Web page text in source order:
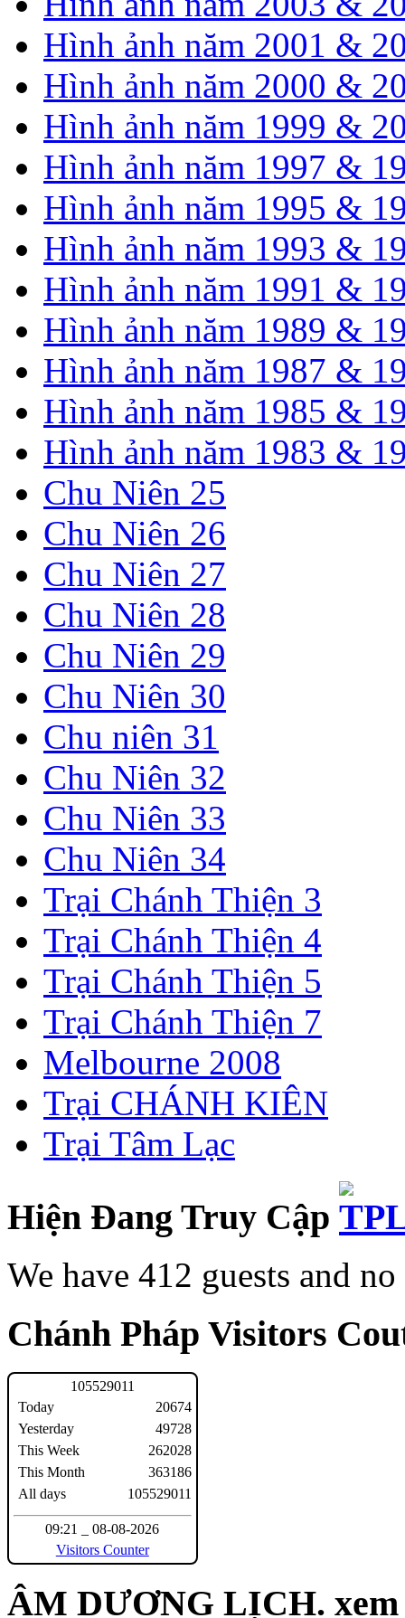
Hình ảnh năm 2001 &
Hình ảnh năm 2000 &
Hình ảnh năm 1999 &
Hình ảnh năm 1997 &
Hình ảnh năm 1995 &
Hình ảnh năm 1993 &
Hình ảnh năm 1991 &
Hình ảnh năm 1989 &
Hình ảnh năm 1987 &
Hình ảnh năm 1985 &
Hình ảnh năm 1983 &
Chu Niên 25
Chu Niên 26
Chu Niên 27
Chu Niên 28
Chu Niên 29
Chu Niên 30
Chu niên 31
Chu Niên 32
Chu Niên 33
Chu Niên 34
Trại Chánh Thiện 3
Trại Chánh Thiện 4
Trại Chánh Thiện 5
Trại Chánh Thiện 7
Melbourne 2008
Trại CHÁNH KIÊN
Trại Tâm Lạc
Hiện Đang Truy Cập
We have 412 guests and
Chánh Pháp Visitors
105529011
Today
Yesterday
This Week
This Month
All days
20674
49728
262028
363186
105529011
09:21 _ 08-08-2026
Visitors Counter
ÂM DƯƠNG LỊCH. xem